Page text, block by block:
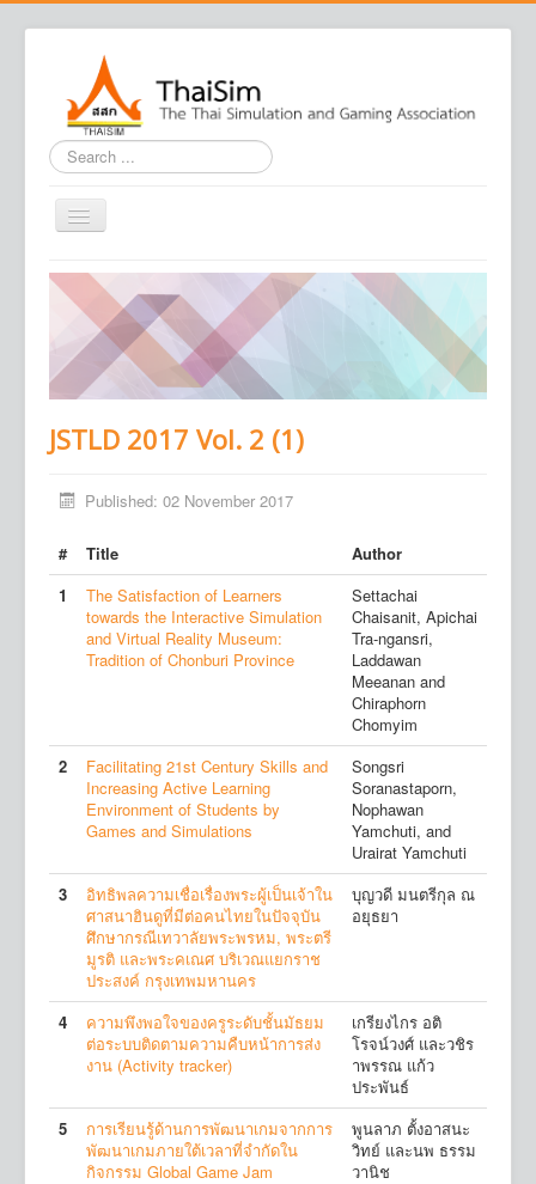
Search
...
Home
Journal
Conference
Association
Contact us
JSTLD 2017 Vol. 2 (1)
Published: 02 November 2017
# Title
Author
1
The Satisfaction of Learners
towards the Interactive Simulation
and Virtual Reality Museum:
Tradition of Chonburi Province
Settachai
Chaisanit, Apichai
Tra-ngansri,
Laddawan
Meeanan and
Chiraphorn
Chomyim
2
Facilitating 21st Century Skills and
Increasing Active Learning
Environment of Students by
Games and Simulations
Songsri
Soranastaporn,
Nophawan
Yamchuti, and
Urairat Yamchuti
3
อิทธิพลความเชื่อเรื่องพระผู้เป็นเจ้าใน
ศาสนาฮินดูที่มีต่อคนไทยในปัจจุบัน
ศึกษากรณีเทวาลัยพระพรหม, พระตรี
มูรติ และพระคเณศ บริเวณแยกราช
ประสงค์ กรุงเทพมหานคร
บุญวดี มนตรีกุล ณ
อยุธยา
4
ความพึงพอใจของครูระดับชั้นมัธยม
ต่อระบบติดตามความคืบหน้าการส่ง
งาน (Activity tracker)
เกรียงไกร อติ
โรจน์วงศ์ และวชิร
าพรรณ แก้ว
ประพันธ์
5
การเรียนรู้ด้านการพัฒนาเกมจากการ
พัฒนาเกมภายใต้เวลาที่จำกัดใน
กิจกรรม Global Game Jam
พูนลาภ ตั้งอาสนะ
วิทย์ และนพ ธรรม
วานิช